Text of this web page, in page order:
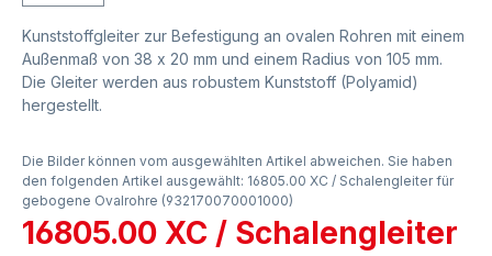
Kunststoffgleiter zur Befestigung an ovalen Rohren mit einem
Außenmaß von 38 x 20 mm und einem Radius von 105 mm.
Die Gleiter werden aus robustem Kunststoff (Polyamid)
hergestellt.
Die Bilder können vom ausgewählten Artikel abweichen. Sie haben
den folgenden Artikel ausgewählt: 16805.00 XC / Schalengleiter für
gebogene Ovalrohre (932170070001000)
16805.00 XC / Schalengleiter